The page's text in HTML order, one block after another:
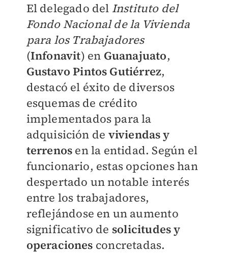
El delegado del Instituto del
Fondo Nacional de la Vivienda
para los Trabajadores
(Infonavit) en Guanajuato,
Gustavo Pintos Gutiérrez,
destacó el éxito de diversos
esquemas de crédito
implementados para la
adquisición de viviendas y
terrenos en la entidad. Según el
funcionario, estas opciones han
despertado un notable interés
entre los trabajadores,
reflejándose en un aumento
significativo de solicitudes y
operaciones concretadas.